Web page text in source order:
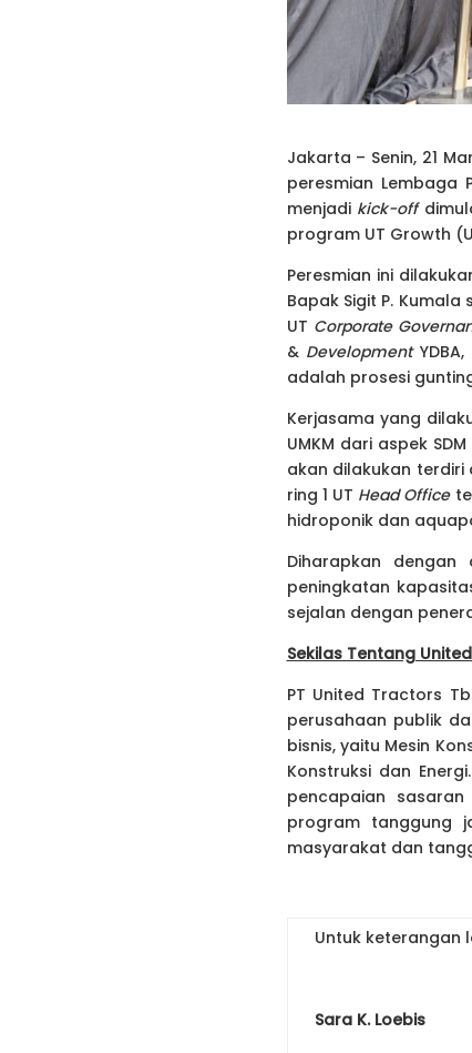
Jakarta – Senin, 21
peresmian Lembaga
menjadi kick-off
program UT Growth
Peresmian ini
Bapak Sigit P. Kumala
UT Corporate
& Development
adalah prosesi
Kerjasama yang
UMKM dari aspek
akan dilakukan terdiri
ring 1 UT Head Office
hidroponik dan
Diharapkan
peningkatan
sejalan dengan
Sekilas Tentang
PT United Tractors
perusahaan publik
bisnis, yaitu Mesin
Konstruksi dan
pencapaian
program tanggung
masyarakat dan
Untuk keterangan
Sara K. Loebis